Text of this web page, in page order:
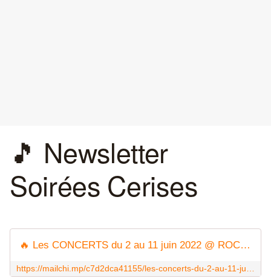
🎵 Newsletter
Soirées Cerises
🔥 Les CONCERTS du 2 au 11 juin 2022 @ ROCK CLASSIC / Hommage à ARNO le 04/06/2022